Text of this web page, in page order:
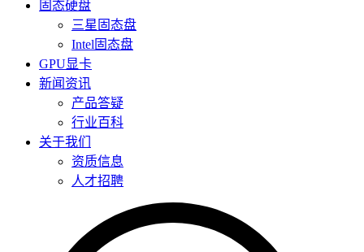
固态硬盘
三星固态盘
Intel固态盘
GPU显卡
新闻资讯
产品答疑
行业百科
关于我们
资质信息
人才招聘